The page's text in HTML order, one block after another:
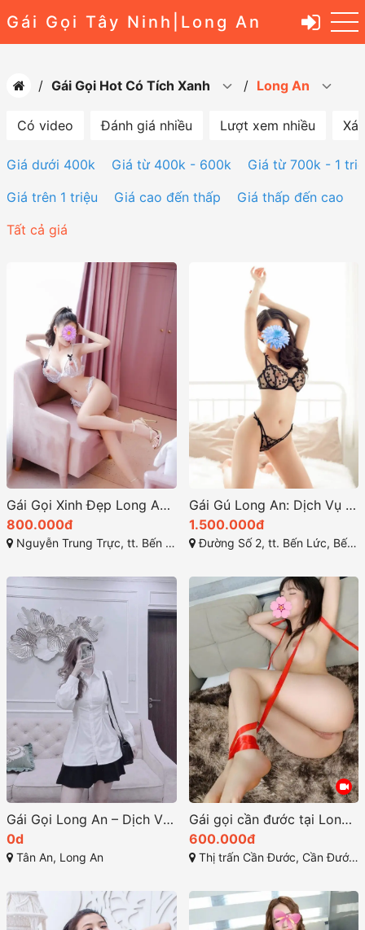
Gái Gọi Tây Ninh|Long An
Gái Gọi Hot Có Tích Xanh Long An
Có video Đánh giá nhiều Lượt xem nhiều
Giá dưới 400k Giá từ 400k - 600k
Giá từ 700k - 1
Giá trên 1 triệu
Giá cao đến thấp
Giá thấp đến cao
Tất cả giá
Gái Gọi Xinh Đẹp Long An: Xu Hướng 2025
800.000đ
Nguyễn Trung Trực, tt. Bến Lức, Bến Lức, Long An
Gái Gú Long An: Dịch Vụ và Địa Điểm Giải Trí 18+
1.500.000đ
Đường Số 2, tt. Bến Lức, Bến Lức, Long An
Gái Gọi Long An – Dịch Vụ Đặc Biệt Năm 2025
0d
Tân An, Long An
Gái gọi cần đước tại Long An: Dịch vụ và thông tin cần biết
600.000đ
Thị trấn Cần Đước, Cần Đước, Long An